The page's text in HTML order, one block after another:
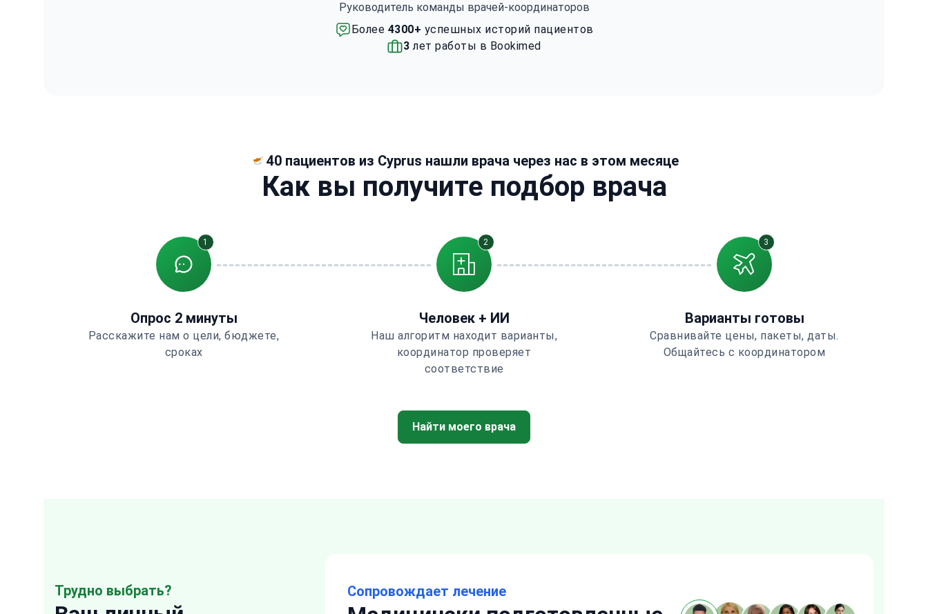
Руководитель команды врачей-координаторов
Более 4300+ успешных историй пациентов
3 лет работы в Bookimed
40 пациентов из Cyprus нашли врача через нас в этом месяце
Как вы получите подбор врача
1
Опрос 2 минуты
Расскажите нам о цели, бюджете,
сроках
2
Человек + ИИ
Наш алгоритм находит варианты,
координатор проверяет
соответствие
3
Варианты готовы
Сравнивайте цены, пакеты, даты.
Общайтесь с координатором
Найти моего врача
Трудно выбрать? Сопровождает лечение